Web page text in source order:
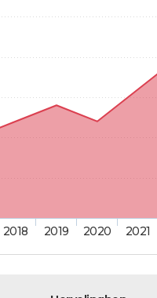
2018 2019 2020 2021